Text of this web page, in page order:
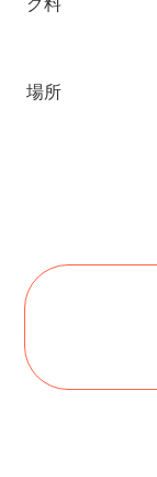
場所